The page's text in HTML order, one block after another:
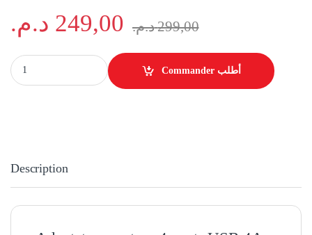
249,00 د.م. 299,00 د.م.
Adaptateur Double prise 6 ports secteur avec chargeur à 4 ports USB
Commander أطلب
Description